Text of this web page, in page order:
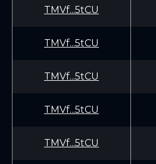
TMVf...5tCU
TMVf...5tCU
TMVf...5tCU
TMVf...5tCU
TMVf...5tCU